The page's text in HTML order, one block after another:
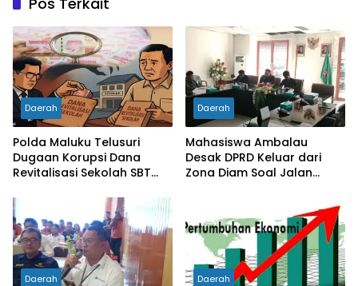
Daerah
Polda Maluku Telusuri
Dugaan Korupsi Dana
Revitalisasi Sekolah SBT
Diperiksa
Daerah
Mahasiswa Ambalau
Desak DPRD Keluar dari
Zona Diam Soal Jalan
Daerah Daerah